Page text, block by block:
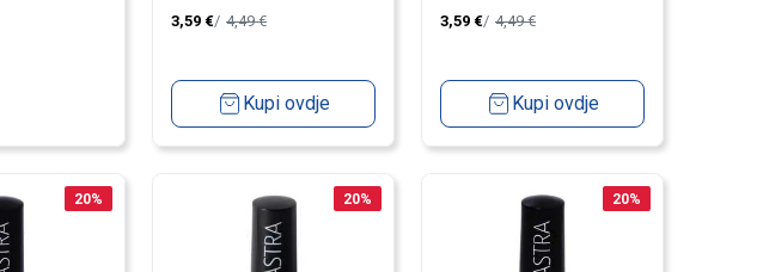
3,59 € 4,49€
Kupi ovdje
3,59 € 4,49€
Kupi ovdje
20% 20% 20%